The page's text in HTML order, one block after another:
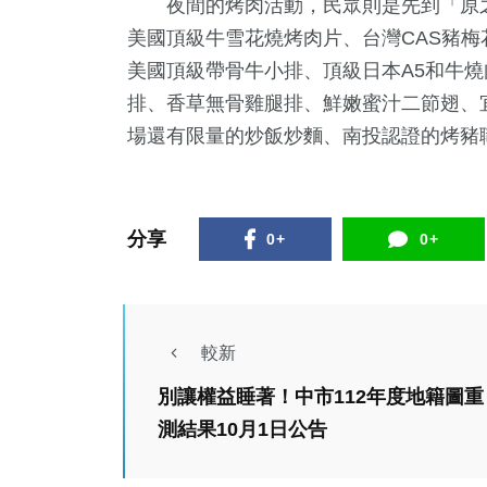
夜間的烤肉活動，民眾則是先到「原
美國頂級牛雪花燒烤肉片、台灣CAS豬
美國頂級帶骨牛小排、頂級日本A5和牛
排、香草無骨雞腿排、鮮嫩蜜汁二節翅
場還有限量的炒飯炒麵、南投認證的烤
分享 0+ 0+
較新
別讓權益睡著！中市112年度地籍圖重
測結果10月1日公告